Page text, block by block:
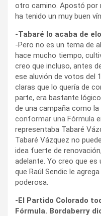
otro camino. Apostó por
ha tenido un muy buen
-Tabaré lo acaba de
-Pero no es un tema de
hace mucho tiempo,
creo que incluso, antes
ese aluvión de votos del
claras que lo quería de
parte, era bastante
de una campaña como
conformar una Fórmula
representaba Tabaré
Tabaré Vázquez no
idea fuerte de
adelante. Yo creo que
que Raúl Sendic le
poderosa.
-El Partido Colorado
Fórmula. Bordaberry